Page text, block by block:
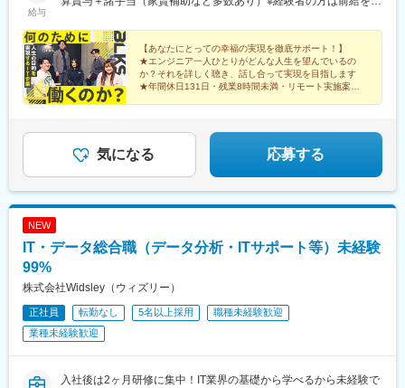
給与
ほどの経験者も大歓迎です！【エンジニア還元率は70％】◆単価
の70％を給与や手当などに還元し、収入面でもご満足いただける
環境を整えています。【モデル年収例】★460万円/開発エンジニ
ア（Java / 詳細設計）★630万円/クラウドエンジニア（AWS / 設
計）★800万円/開発エンジニア（Java / 要件定義）
【あなたにとっての幸福の実現を徹底サポート！】
★エンジニア一人ひとりがどんな人生を望んでいるの
か？それを詳しく聴き、話し合って実現を目指します
★年間休日131日・残業8時間未満・リモート実施案件8
気になる 応募する
NEW
IT・データ総合職（データ分析・ITサポート等）未経験
99%
株式会社Widsley（ウィズリー）
正社員 転勤なし 5名以上採用
職種未経験歓迎
業種未経験歓迎
入社後は2ヶ月研修に集中！IT業界の基礎から学べるから未経験で